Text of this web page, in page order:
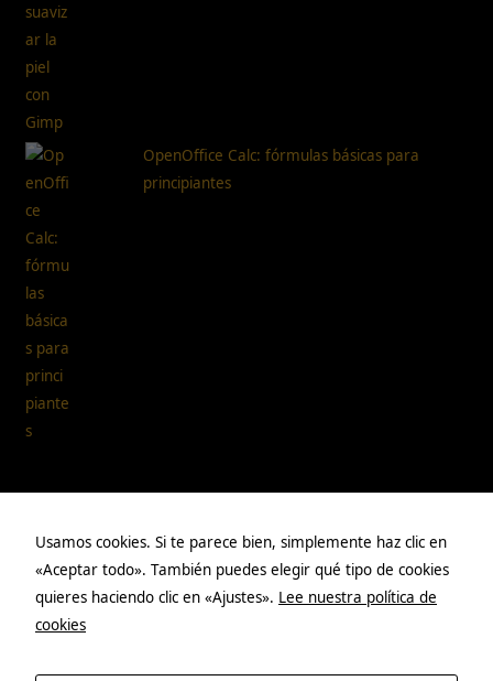
OpenOffice Calc: fórmulas básicas para
principiantes
Páginas
Aviso legal
Política de privacidad
Usamos cookies. Si te parece bien, simplemente haz clic en
«Aceptar todo». También puedes elegir qué tipo de cookies
quieres haciendo clic en «Ajustes». Lee nuestra política de
cookies